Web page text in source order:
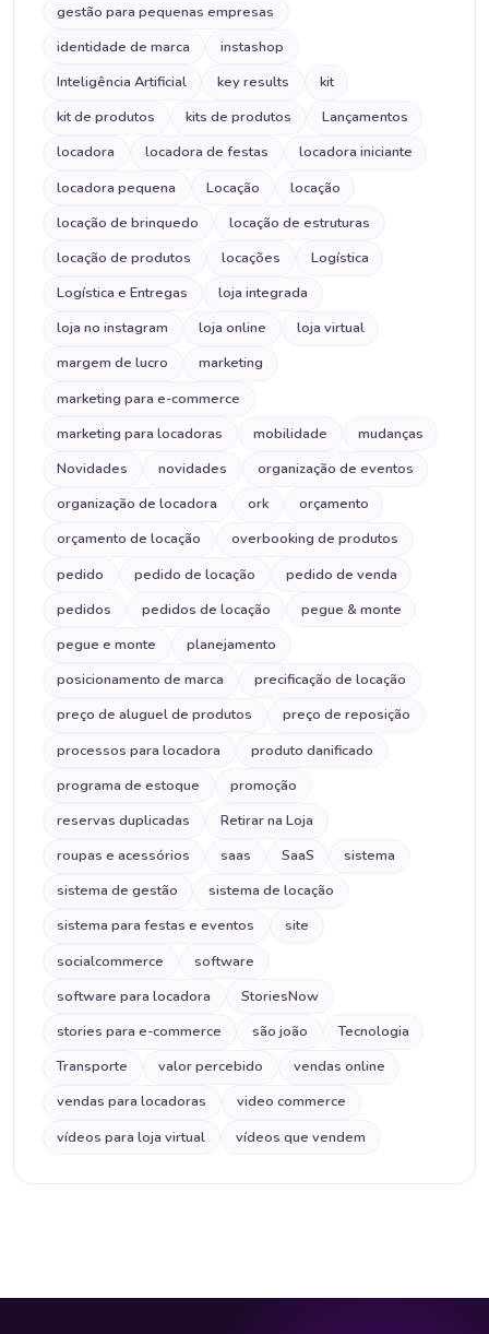
gestão para pequenas empresas
identidade de marca
instashop
Inteligência Artificial
key results
kit
kit de produtos
kits de produtos
Lançamentos
locadora
locadora de festas
locadora iniciante
locadora pequena
Locação
locação
locação de brinquedo
locação de estruturas
locação de produtos
locações
Logística
Logística e Entregas
loja integrada
loja no instagram
loja online
loja virtual
margem de lucro
marketing
marketing para e-commerce
marketing para locadoras
mobilidade
mudanças
Novidades
novidades
organização de eventos
organização de locadora
ork
orçamento
orçamento de locação
overbooking de produtos
pedido
pedido de locação
pedido de venda
pedidos
pedidos de locação
pegue & monte
pegue e monte
planejamento
posicionamento de marca
precificação de locação
preço de aluguel de produtos
preço de reposição
processos para locadora
produto danificado
programa de estoque
promoção
reservas duplicadas
Retirar na Loja
roupas e acessórios
saas SaaS
sistema
sistema de gestão
sistema de locação
sistema para festas e eventos
site
socialcommerce
software
software para locadora
StoriesNow
stories para e-commerce
são joão
Tecnologia
Transporte
valor percebido
vendas online
vendas para locadoras
video commerce
vídeos para loja virtual
vídeos que vendem